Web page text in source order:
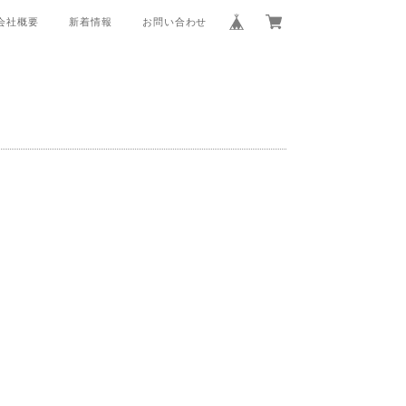
社概要 新着情報 お問い合わせ